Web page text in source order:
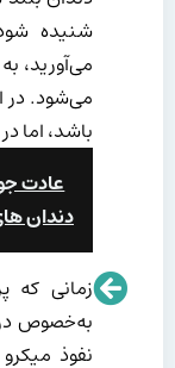
شنیده
می‌آورید،
می‌شود. در
باشد، اما
عادت
دندان
زمانی که
به‌خصوص
نفوذ